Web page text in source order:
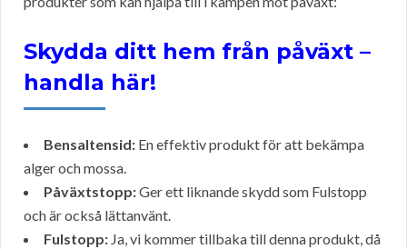
Skydda ditt hem från påväxt –
handla här!
Bensaltensid: En effektiv produkt för att bekämpa
alger och mossa.
Påväxtstopp:Ger ett liknande skydd som Fulstopp
och är också lättanvänt.
Fulstopp: Ja, vi kommer tillbaka till denna produkt, då